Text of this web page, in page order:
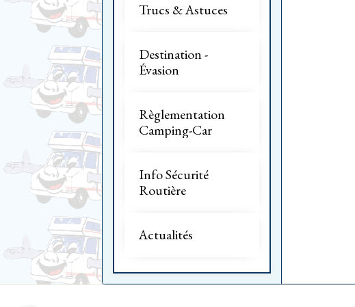
Trucs & Astuces
Destination -
Évasion
Règlementation
Camping-Car
Info Sécurité
Routière
Actualités